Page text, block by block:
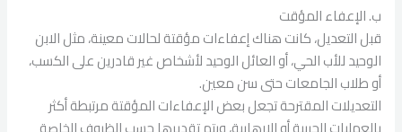
ب. الإعفاء المؤقت
قبل التعديل، كانت هناك إعفاءات مؤقتة لحالات معينة، مثل الابن
الوحيد للأب الحي، أو العائل الوحيد لأشخاص غير قادرين على الكسب،
أو طلاب الجامعات حتى سن معين.
التعديلات المقترحة تجعل بعض الإعفاءات المؤقتة مرتبطة أكثر